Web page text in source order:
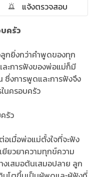
แจ้งตรวจสอบ
ครัว
กยิ่งกว่าคำพูดของทุก
ละการฟังของพ่อแม่ก็มี
ซึ่งการพูดและการฟังจึง
นครอบครัว
อเมื่อพ่อแม่ตั้งใจที่จะฟัง
ยวยาความทุกข์ความ
งเสมอต้นเสมอปลาย ลูก